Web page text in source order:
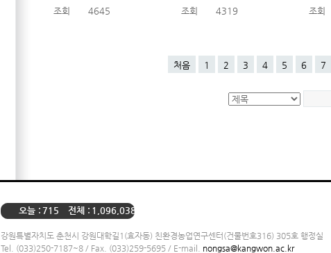
조회
4645
조회
4319
조회
처음 1 2 3 4 5 6 7
오늘 : 715 전체 : 1,096,038
강원특별자치도 춘천시 강원대학길1(효자동) 친환경농업연구센터(건물번호316) 305호 행정실
Tel. (033)250-7187~8 / Fax. (033)259-5695 / E-mail. nongsa@kangwon.ac.kr